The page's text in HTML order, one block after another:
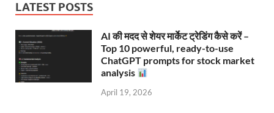
LATEST POSTS
AI की मदद से शेयर मार्केट ट्रेडिंग कैसे करें –
Top 10 powerful, ready-to-use
ChatGPT prompts for stock market
analysis
April 19, 2026